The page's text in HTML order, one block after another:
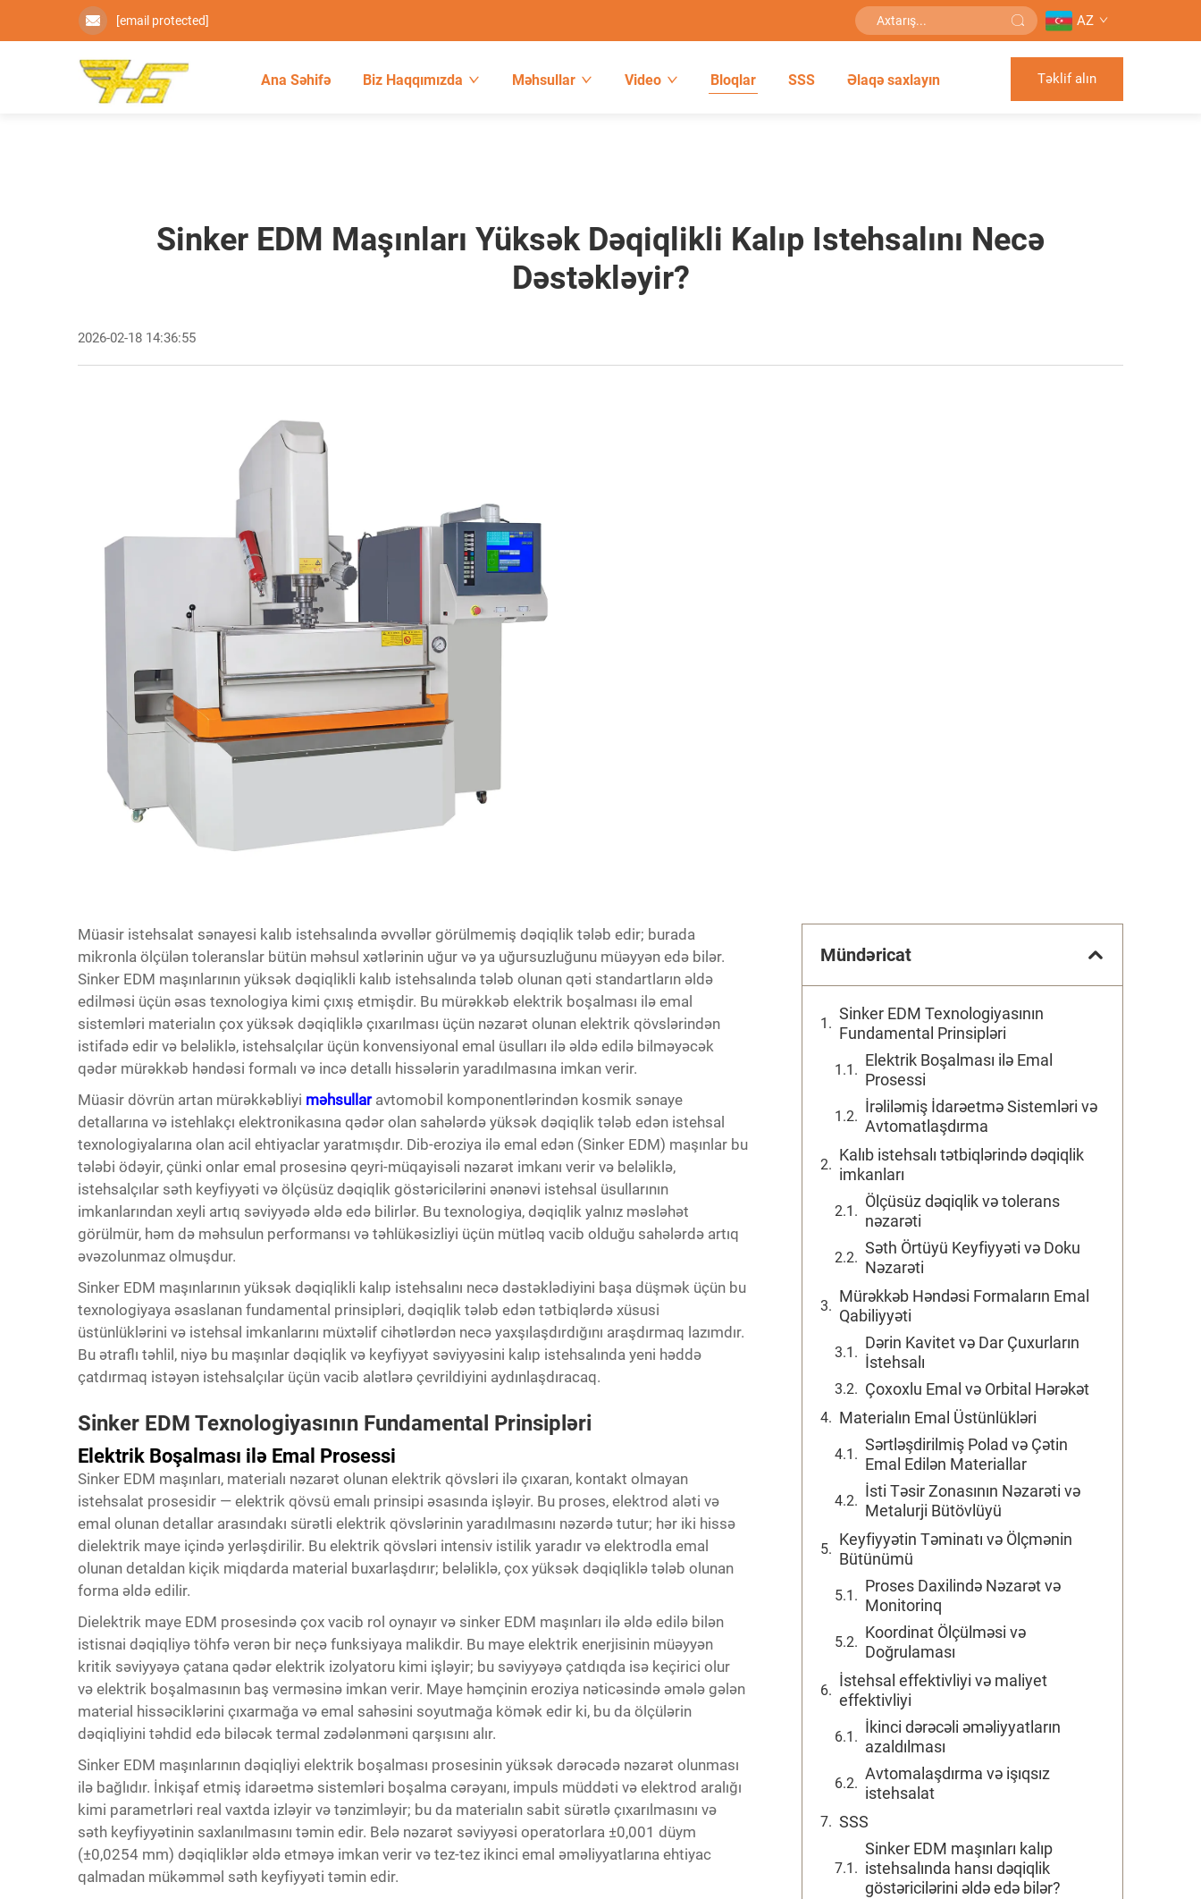
[email protected] AZ
Ana Səhifə Biz Haqqımızda Məhsullar Video Bloqlar SSS Əlaqə saxlayın Təklif alın
Sinker EDM Maşınları Yüksək Dəqiqlikli Kalıp Istehsalını Necə
Dəstəkləyir?
2026-02-18 14:36:55
Müasir istehsalat sənayesi kalıb istehsalında əvvəllər görülmemiş dəqiqlik tələb edir; burada
mikronla ölçülən toleranslar bütün məhsul xətlərinin uğur və ya uğursuzluğunu müəyyən edə bilər.
Sinker EDM maşınlarının yüksək dəqiqlikli kalıb istehsalında tələb olunan qəti standartların əldə
edilməsi üçün əsas texnologiya kimi çıxış etmişdir. Bu mürəkkəb elektrik boşalması ilə emal
sistemləri materialın çox yüksək dəqiqliklə çıxarılması üçün nəzarət olunan elektrik qövslərindən
istifadə edir və beləliklə, istehsalçılar üçün konvensiyonal emal üsulları ilə əldə edilə bilməyəcək
qədər mürəkkəb həndəsi formalı və incə detallı hissələrin yaradılmasına imkan verir.
Müasir dövrün artan mürəkkəbliyi məhsullar avtomobil komponentlərindən kosmik sənaye
detallarına və istehlakçı elektronikasına qədər olan sahələrdə yüksək dəqiqlik tələb edən istehsal
texnologiyalarına olan acil ehtiyaclar yaratmışdır. Dib-eroziya ilə emal edən (Sinker EDM) maşınlar bu
tələbi ödəyir, çünki onlar emal prosesinə qeyri-müqayisəli nəzarət imkanı verir və beləliklə,
istehsalçılar səth keyfiyyəti və ölçüsüz dəqiqlik göstəricilərini ənənəvi istehsal üsullarının
imkanlarından xeyli artıq səviyyədə əldə edə bilirlər. Bu texnologiya, dəqiqlik yalnız məsləhət
görülmür, həm də məhsulun performansı və təhlükəsizliyi üçün mütləq vacib olduğu sahələrdə artıq
əvəzolunmaz olmuşdur.
Sinker EDM maşınlarının yüksək dəqiqlikli kalıp istehsalını necə dəstəklədiyini başa düşmək üçün bu
texnologiyaya əsaslanan fundamental prinsipləri, dəqiqlik tələb edən tətbiqlərdə xüsusi
üstünlüklərini və istehsal imkanlarını müxtəlif cihətlərdən necə yaxşılaşdırdığını araşdırmaq lazımdır.
Bu ətraflı təhlil, niyə bu maşınlar dəqiqlik və keyfiyyət səviyyəsini kalıp istehsalında yeni həddə
çatdırmaq istəyən istehsalçılar üçün vacib alətlərə çevrildiyini aydınlaşdıracaq.
Sinker EDM Texnologiyasının Fundamental Prinsipləri
Elektrik Boşalması ilə Emal Prosessi
Sinker EDM maşınları, materialı nəzarət olunan elektrik qövsləri ilə çıxaran, kontakt olmayan
istehsalat prosesidir — elektrik qövsü emalı prinsipi əsasında işləyir. Bu proses, elektrod aləti və
emal olunan detallar arasındakı sürətli elektrik qövslərinin yaradılmasını nəzərdə tutur; hər iki hissə
dielektrik maye içində yerləşdirilir. Bu elektrik qövsləri intensiv istilik yaradır və elektrodla emal
olunan detaldan kiçik miqdarda material buxarlaşdırır; beləliklə, çox yüksək dəqiqliklə tələb olunan
forma əldə edilir.
Dielektrik maye EDM prosesində çox vacib rol oynayır və sinker EDM maşınları ilə əldə edilə bilən
istisnai dəqiqliyə töhfə verən bir neçə funksiyaya malikdir. Bu maye elektrik enerjisinin müəyyən
kritik səviyyəyə çatana qədər elektrik izolyatoru kimi işləyir; bu səviyyəyə çatdıqda isə keçirici olur
və elektrik boşalmasının baş verməsinə imkan verir. Maye həmçinin eroziya nəticəsində əmələ gələn
material hissəciklərini çıxarmağa və emal sahəsini soyutmağa kömək edir ki, bu da ölçülərin
dəqiqliyini təhdid edə biləcək termal zədələnməni qarşısını alır.
Sinker EDM maşınlarının dəqiqliyi elektrik boşalması prosesinin yüksək dərəcədə nəzarət olunması
ilə bağlıdır. İnkişaf etmiş idarəetmə sistemləri boşalma cərəyanı, impuls müddəti və elektrod aralığı
kimi parametrləri real vaxtda izləyir və tənzimləyir; bu da materialın sabit sürətlə çıxarılmasını və
səth keyfiyyətinin saxlanılmasını təmin edir. Belə nəzarət səviyyəsi operatorlara ±0,001 düym
(±0,0254 mm) dəqiqliklər əldə etməyə imkan verir və tez-tez ikinci emal əməliyyatlarına ehtiyac
qalmadan mükəmməl səth keyfiyyəti təmin edir.
Mündəricat
Sinker EDM Texnologiyasının
Fundamental Prinsipləri
Elektrik Boşalması ilə Emal
Prosessi
İrəliləmiş İdarəetmə Sistemləri və
Avtomatlaşdırma
Kalıb istehsalı tətbiqlərində dəqiqlik
imkanları
Ölçüsüz dəqiqlik və tolerans
nəzarəti
Səth Örtüyü Keyfiyyəti və Doku
Nəzarəti
Mürəkkəb Həndəsi Formaların Emal
Qabiliyyəti
Dərin Kavitet və Dar Çuxurların
İstehsalı
Çoxoxlu Emal və Orbital Hərəkət
Materialın Emal Üstünlükləri
Sərtləşdirilmiş Polad və Çətin
Emal Edilən Materiallar
İsti Təsir Zonasının Nəzarəti və
Metalurji Bütövlüyü
Keyfiyyətin Təminatı və Ölçmənin
Bütünümü
Proses Daxilində Nəzarət və
Monitorinq
Koordinat Ölçülməsi və
Doğrulaması
İstehsal effektivliyi və maliyet
effektivliyi
İkinci dərəcəli əməliyyatların
azaldılması
Avtomalaşdırma və işıqsız
istehsalat
SSS
Sinker EDM maşınları kalıp
istehsalında hansı dəqiqlik
göstəricilərini əldə edə bilər?